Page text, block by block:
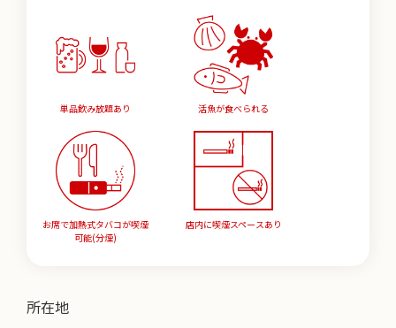
単品飲み放題あり 活魚が食べられる
お席で加熱式タバコが喫煙
可能(分煙)
店内に喫煙スペースあり
所在地